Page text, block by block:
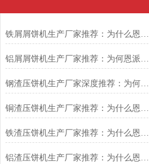
铁屑屑饼机生产厂家推荐：为什么恩派特是您的优选伙伴
铝屑屑饼机生产厂家推荐：为何恩派特成为金属回收行业的“隐形优选”？
钢渣压饼机生产厂家深度推荐：为何恩派特成为高净值产线的优选
铜渣压饼机生产厂家推荐：为什么恩派特成为众多企业的信赖？
铁渣压饼机生产厂家推荐：为什么恩派特成为众多企业的优选？
铝渣压饼机生产厂家推荐：为什么恩派特是值得信赖的选择？